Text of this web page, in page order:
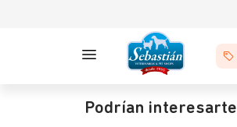
Podrían interesarte